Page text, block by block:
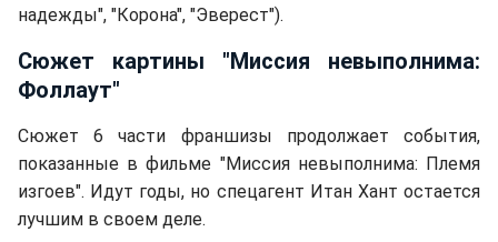
надежды", "Корона", "Эверест").
Сюжет картины "Миссия невыполнима:
Фоллаут"
Сюжет 6 части франшизы продолжает события,
показанные в фильме "Миссия невыполнима: Племя
изгоев". Идут годы, но спецагент Итан Хант остается
лучшим в своем деле.